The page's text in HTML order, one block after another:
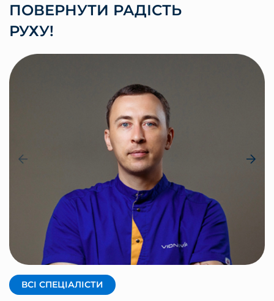
ПОВЕРНУТИ РАДІСТЬ
РУХУ!
КРАВЦОВ АНДРІЙ
Засновник, фізичний терапевт
ВСІ СПЕЦІАЛІСТИ